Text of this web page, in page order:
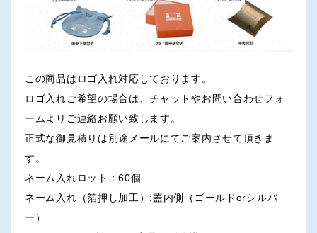
この商品はロゴ入れ対応しております。
ロゴ入れご希望の場合は、チャットやお問い合わせフォ
ームよりご連絡お願い致します。
正式な御見積りは別途メールにてご案内させて頂きま
す。
ネーム入れロット：60個
ネーム入れ（箔押し加工）:蓋内側（ゴールドorシルバ
ー）